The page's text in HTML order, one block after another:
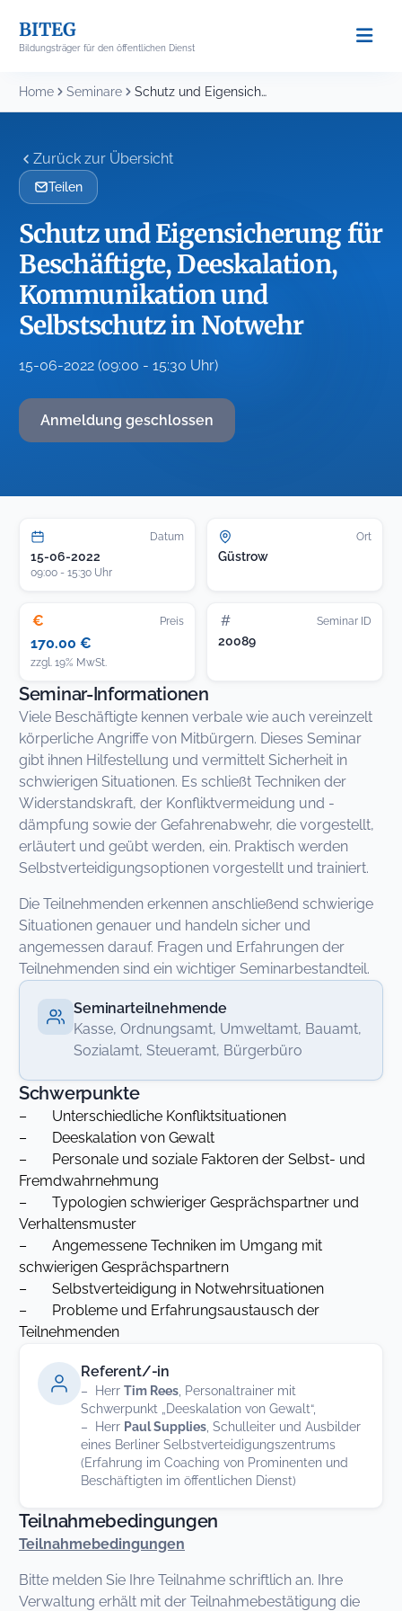
content
BITEG
Bildungsträger für den öffentlichen Dienst
Home Seminare Schutz und Eigensicherung für Beschäftigte, Deeskalation, Kommunikation und...
Zurück zur Übersicht
Teilen
Schutz und Eigensicherung für
Beschäftigte, Deeskalation,
Kommunikation und
Selbstschutz in Notwehr
15-06-2022 (09:00 - 15:30 Uhr)
Anmeldung geschlossen
Datum
15-06-2022
09:00 - 15:30 Uhr
Ort
Güstrow
€ Preis
170.00 €
zzgl. 19% MwSt.
# Seminar ID
20089
Seminar-Informationen
Viele Beschäftigte kennen verbale wie auch vereinzelt
körperliche Angriffe von Mitbürgern. Dieses Seminar
gibt ihnen Hilfestellung und vermittelt Sicherheit in
schwierigen Situationen. Es schließt Techniken der
Widerstandskraft, der Konfliktvermeidung und -
dämpfung sowie der Gefahrenabwehr, die vorgestellt,
erläutert und geübt werden, ein. Praktisch werden
Selbstverteidigungsoptionen vorgestellt und trainiert.
Die Teilnehmenden erkennen anschließend schwierige
Situationen genauer und handeln sicher und
angemessen darauf. Fragen und Erfahrungen der
Teilnehmenden sind ein wichtiger Seminarbestandteil.
Seminarteilnehmende
Kasse, Ordnungsamt, Umweltamt, Bauamt,
Sozialamt, Steueramt, Bürgerbüro
Schwerpunkte
– Unterschiedliche Konfliktsituationen
– Deeskalation von Gewalt
– Personale und soziale Faktoren der Selbst- und
Fremdwahrnehmung
– Typologien schwieriger Gesprächspartner und
Verhaltensmuster
– Angemessene Techniken im Umgang mit
schwierigen Gesprächspartnern
– Selbstverteidigung in Notwehrsituationen
– Probleme und Erfahrungsaustausch der
Teilnehmenden
Referent/-in
– Herr Tim Rees , Personaltrainer mit
Schwerpunkt „Deeskalation von Gewalt“,
– Herr Paul Supplies , Schulleiter und Ausbilder
eines Berliner Selbstverteidigungszentrums
(Erfahrung im Coaching von Prominenten und
Beschäftigten im öffentlichen Dienst)
Teilnahmebedingungen
Teilnahmebedingungen
Bitte melden Sie Ihre Teilnahme schriftlich an. Ihre
Verwaltung erhält mit der Teilnahmebestätigung die